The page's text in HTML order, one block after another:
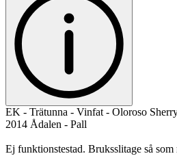
EK - Trätunna - Vinfat - Oloroso
2014 Ådalen - Pall
Ej funktionstestad. Bruksslitage så